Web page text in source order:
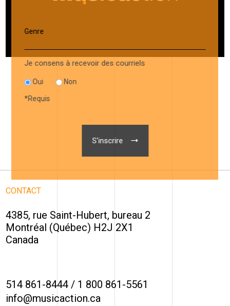
CONTACT
4385, rue Saint-Hubert, bureau 2
Montréal (Québec) H2J 2X1
Canada
514 861-8444 / 1 800 861-5561
info@musicaction.ca
Genre
Je consens à recevoir des courriels
Oui Non
*Requis